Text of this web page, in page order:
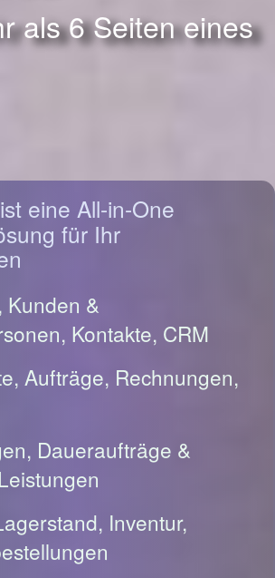
als 6 Seiten eines
ist eine All-in-One
für Ihr
Kunden &
Kontakte, CRM
Aufträge, Rechnungen,
Daueraufträge &
Inventur,